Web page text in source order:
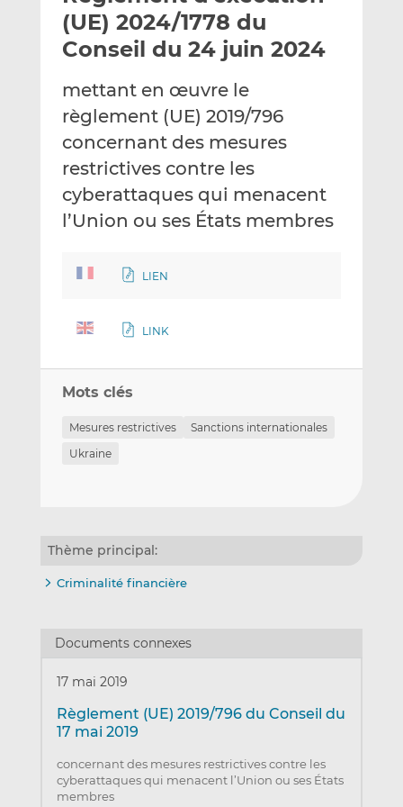
e
r
p
r
e
m
a
i
g
e
r
u
r
L
i
n
k
e
g
e
r
u
r
F
a
c
e
b
(UE) 2024/1778 du
Conseil du 24 juin 2024
mettant en œuvre le
règlement (UE) 2019/796
concernant des mesures
restrictives contre les
cyberattaques qui menacent
l’Union ou ses États membres
LIEN
LINK
Mots clés
Mesures restrictives
Sanctions internationales
Ukraine
Thème principal:
Criminalité financière
Documents connexes
17 mai 2019
Règlement (UE) 2019/796 du Conseil du
17 mai 2019
concernant des mesures restrictives contre les
cyberattaques qui menacent l’Union ou ses États
membres